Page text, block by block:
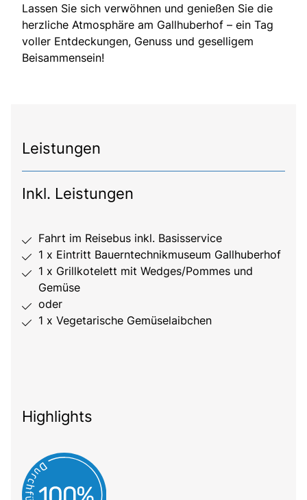
Lassen Sie sich verwöhnen und genießen Sie die
herzliche Atmosphäre am Gallhuberhof – ein Tag
voller Entdeckungen, Genuss und geselligem
Beisammensein!
Leistungen
Inkl. Leistungen
Fahrt im Reisebus inkl. Basisservice
1 x Eintritt Bauerntechnikmuseum Gallhuberhof
1 x Grillkotelett mit Wedges/Pommes und
Gemüse
oder
1 x Vegetarische Gemüselaibchen
Highlights